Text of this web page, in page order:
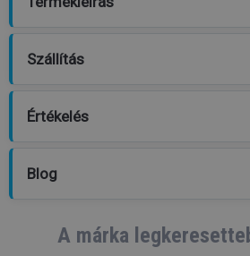
Szállítás
Értékelés
Blog
A márka